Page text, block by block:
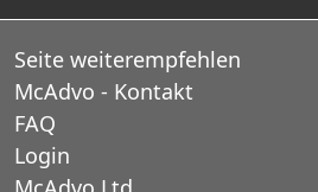
Seite weiterempfehlen
McAdvo - Kontakt
FAQ
Login